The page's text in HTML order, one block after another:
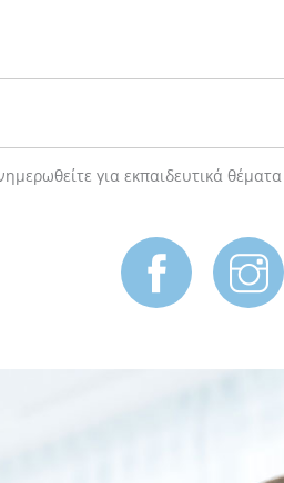
για εκπαιδευτικά